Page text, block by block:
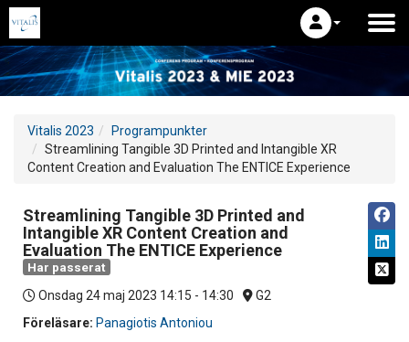
Vitalis 2023
Programpunkter
Streamlining Tangible 3D Printed and Intangible XR
Content Creation and Evaluation The ENTICE Experience
Streamlining Tangible 3D Printed and
Intangible XR Content Creation and
Evaluation The ENTICE Experience
Har passerat
Onsdag 24 maj 2023 14:15 - 14:30
G2
Föreläsare: Panagiotis Antoniou